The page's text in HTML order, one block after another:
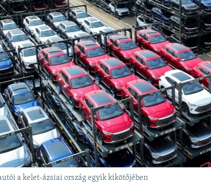
a kelet-ázsiai ország egyik kikötőjében